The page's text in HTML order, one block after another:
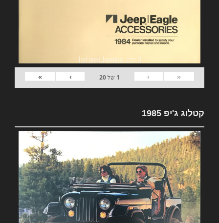
«
‹
1 של20
›
»
קטלוג ג'יפ 1985